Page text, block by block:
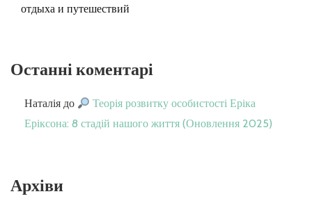
отдыха и путешествий
Останні коментарі
Наталія до
Теорія розвитку особистості Еріка
Еріксона: 8 стадій нашого життя (Оновлення 2025)
Архіви